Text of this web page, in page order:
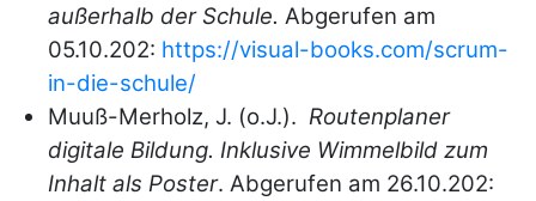
außerhalb der Schule. Abgerufen am
05.10.202: https://visual-books.com/scrum-
in-die-schule/
Muuß-Merholz, J. (o.J.). Routenplaner
digitale Bildung. Inklusive Wimmelbild zum
Inhalt als Poster. Abgerufen am 26.10.202: